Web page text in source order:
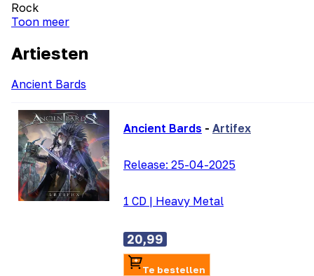
Rock
Toon meer
Artiesten
Ancient Bards
Ancient Bards - Artifex
Release: 25-04-2025
1 CD | Heavy Metal
20,99
Te bestellen